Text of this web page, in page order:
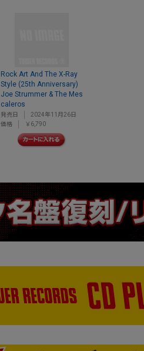
Rock Art And The X-Ray
Style (25th Anniversary)
Joe Strummer & The Mes
caleros
発売日
2024年11月26日
価格
￥6,790